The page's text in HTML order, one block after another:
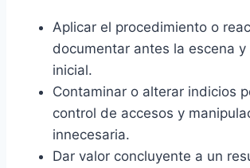
Aplicar el procedimiento o
documentar antes la escena
inicial.
Contaminar o alterar indicios
control de accesos y
innecesaria.
Dar valor concluyente a un